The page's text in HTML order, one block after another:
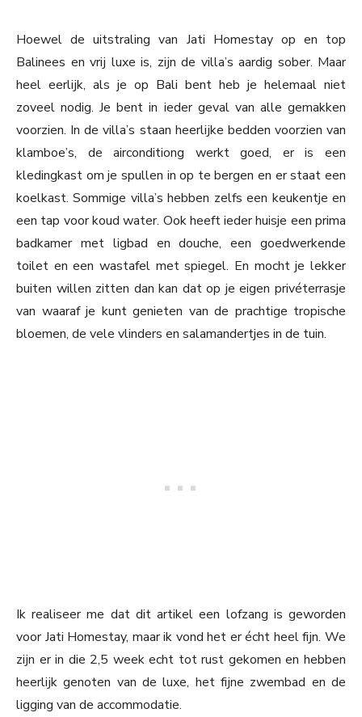
Hoewel de uitstraling van Jati Homestay op en top
Balinees en vrij luxe is, zijn de villa’s aardig sober. Maar
heel eerlijk, als je op Bali bent heb je helemaal niet
zoveel nodig. Je bent in ieder geval van alle gemakken
voorzien. In de villa’s staan heerlijke bedden voorzien van
klamboe’s, de airconditiong werkt goed, er is een
kledingkast om je spullen in op te bergen en er staat een
koelkast. Sommige villa’s hebben zelfs een keukentje en
een tap voor koud water. Ook heeft ieder huisje een prima
badkamer met ligbad en douche, een goedwerkende
toilet en een wastafel met spiegel. En mocht je lekker
buiten willen zitten dan kan dat op je eigen privéterrasje
van waaraf je kunt genieten van de prachtige tropische
bloemen, de vele vlinders en salamandertjes in de tuin.
Ik realiseer me dat dit artikel een lofzang is geworden
voor Jati Homestay, maar ik vond het er écht heel fijn. We
zijn er in die 2,5 week echt tot rust gekomen en hebben
heerlijk genoten van de luxe, het fijne zwembad en de
ligging van de accommodatie.